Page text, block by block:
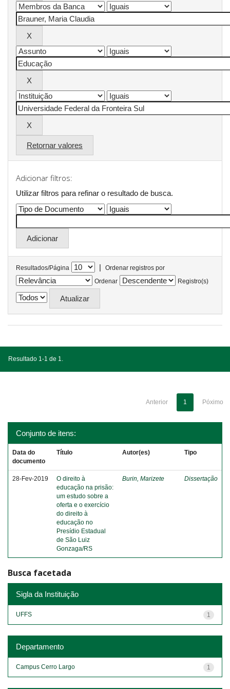
Retornar valores
Adicionar filtros:
Utilizar filtros para refinar o resultado de busca.
Resultados/Página |
Ordenar registros por
Ordenar
Registro(s)
Resultado 1-1 de 1.
Anterior 1 Póximo
Conjunto de itens:
Data do
documento
Título Autor(es) Tipo
28-Fev-2019
O direito à
educação na prisão:
um estudo sobre a
oferta e o exercício
do direito à
educação no
Presídio Estadual
de São Luiz
Gonzaga/RS
Burin, Marizete Dissertação
Busca facetada
Sigla da Instituição
1
UFFS
Departamento
1
Campus Cerro Largo